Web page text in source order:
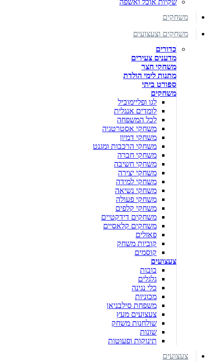
שקיות אוכל ואשפה
משחקים
משחקים וצעצועים
כדורים
מדענים צעירים
משחקי חצר
מתנות לימי הולדת
ספורט ביתי
משחקים
לגו ופליימוביל
לומדים אנגלית
לכל המשפחה
משחקי אסטרטגיה
משחקי דמיון
משחקי הרכבות ומגנט
משחקי חברה
משחקי חשיבה
משחקי יצירה
משחקי למידה
משחקי נשיאה
משחקי פעולה
משחקי קלפים
משחקים דידקטיים
משחקים קלאסיים
פאזלים
קוביות משחק
קוסמים
צעצועים
בובות
גלגלים
כלי נגינה
מכוניות
משפחת סילבניאן
צעצועים מעץ
שולחנות משחק
שונות
תינוקות ופעוטות
צעצועים